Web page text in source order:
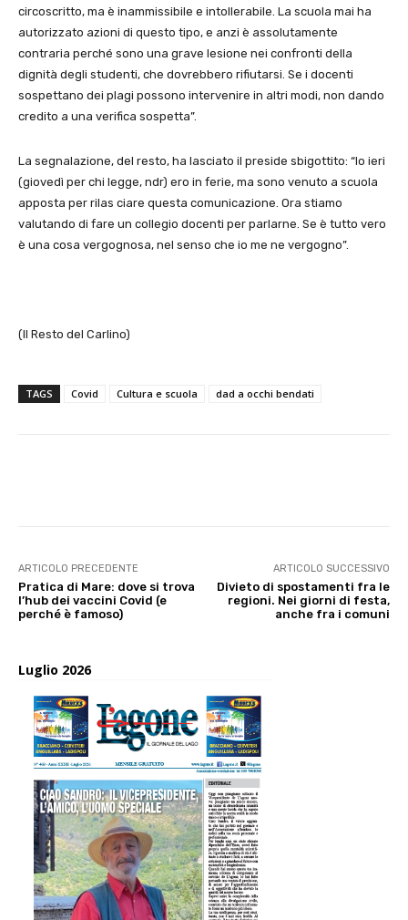
circoscritto, ma è inammissibile e intollerabile. La scuola mai ha
autorizzato azioni di questo tipo, e anzi è assolutamente
contraria perché sono una grave lesione nei confronti della
dignità degli studenti, che dovrebbero rifiutarsi. Se i docenti
sospettano dei plagi possono intervenire in altri modi, non dando
credito a una verifica sospetta”.
La segnalazione, del resto, ha lasciato il preside sbigottito: “Io ieri
(giovedì per chi legge, ndr) ero in ferie, ma sono venuto a scuola
apposta per rilas ciare questa comunicazione. Ora stiamo
valutando di fare un collegio docenti per parlarne. Se è tutto vero
è una cosa vergognosa, nel senso che io me ne vergogno”.
(Il Resto del Carlino)
TAGS Covid Cultura e scuola dad a occhi bendati
ARTICOLO PRECEDENTE
Pratica di Mare: dove si trova
l’hub dei vaccini Covid (e
perché è famoso)
ARTICOLO SUCCESSIVO
Divieto di spostamenti fra le
regioni. Nei giorni di festa,
anche fra i comuni
Luglio 2026